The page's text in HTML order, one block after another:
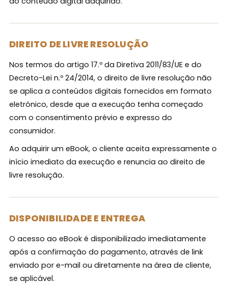
DIREITO DE LIVRE RESOLUÇÃO
Nos termos do artigo 17.º da Diretiva 2011/83/UE e do
Decreto-Lei n.º 24/2014, o direito de livre resolução não
se aplica a conteúdos digitais fornecidos em formato
eletrónico, desde que a execução tenha começado
com o consentimento prévio e expresso do
consumidor.
Ao adquirir um eBook, o cliente aceita expressamente o
início imediato da execução e renuncia ao direito de
livre resolução.
DISPONIBILIDADE E ENTREGA
O acesso ao eBook é disponibilizado imediatamente
após a confirmação do pagamento, através de link
enviado por e-mail ou diretamente na área de cliente,
se aplicável.